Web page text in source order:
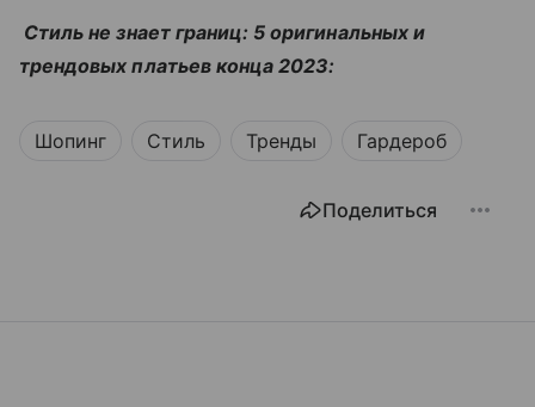
Стиль не знает границ: 5 оригинальных и
трендовых платьев конца 2023:
Шопинг Стиль Тренды Гардероб
Поделиться